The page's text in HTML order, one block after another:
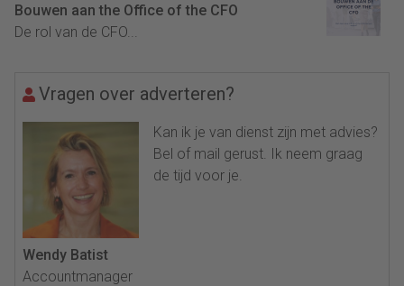
Bouwen aan the Office of the CFO
De rol van de CFO...
Vragen over adverteren?
Kan ik je van dienst zijn met advies?
Bel of mail gerust. Ik neem graag
de tijd voor je.
Wendy Batist
Accountmanager